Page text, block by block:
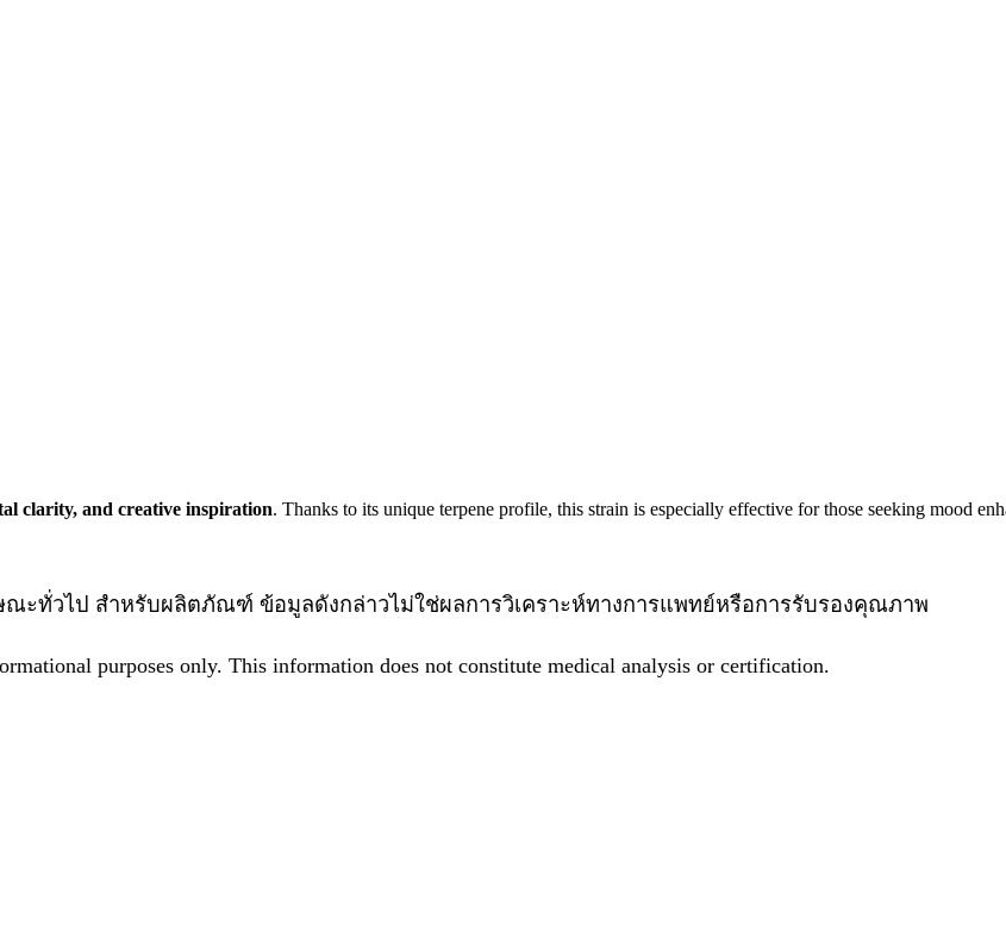
clarity, and creative inspiration. Thanks to its unique terpene profile, this strain is especially effective forthose seeking mood
ษณะทั่วไป สำหรับผลิตภัณฑ์ ข้อมูลดังกล่าวไม่ใช่ผลการวิเคราะห์ทางการแพทย์หรือการรับรองคุณภาพ
purposes only. This information does not constitute medical analysis or certification.